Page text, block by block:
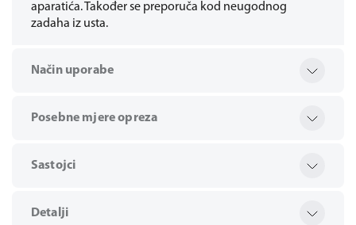
aparatića. Također se preporuča kod neugodnog
zadaha iz usta.
Način uporabe
Posebne mjere opreza
Sastojci
Detalji